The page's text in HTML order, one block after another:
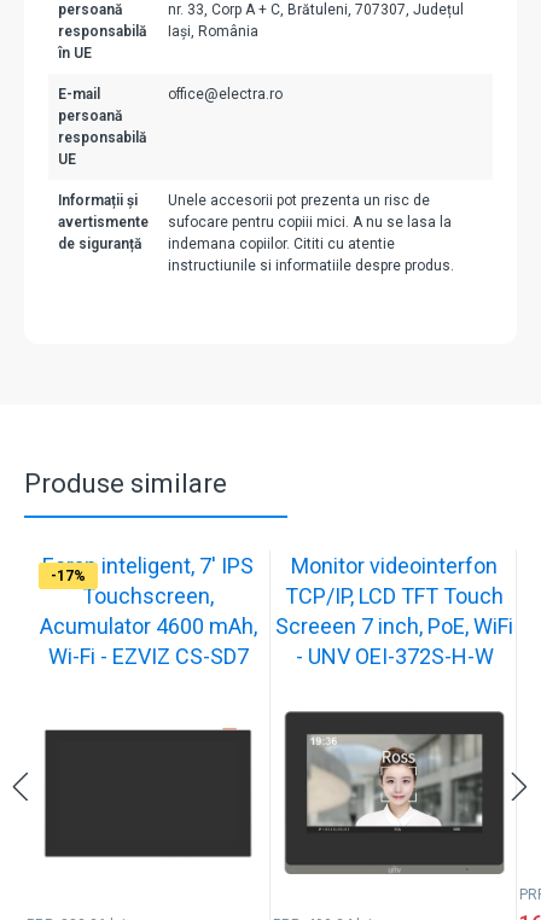
persoană
responsabilă
în UE
nr. 33, Corp A + C, Brătuleni, 707307, Județul
Iași, România
E-mail
persoană
responsabilă
UE
office@electra.ro
Informații și
avertismente
de siguranță
Unele accesorii pot prezenta un risc de
sufocare pentru copiii mici. A nu se lasa la
indemana copiilor. Cititi cu atentie
instructiunile si informatiile despre produs.
Produse similare
-17%
Ecran inteligent, 7' IPS
Touchscreen,
Acumulator 4600 mAh,
Wi-Fi - EZVIZ CS-SD7
-17%
Monitor videointerfon
TCP/IP, LCD TFT Touch
Screeen 7 inch, PoE, WiFi
- UNV OEI-372S-H-W
-17%
-17%
-17%
-17%
-17%